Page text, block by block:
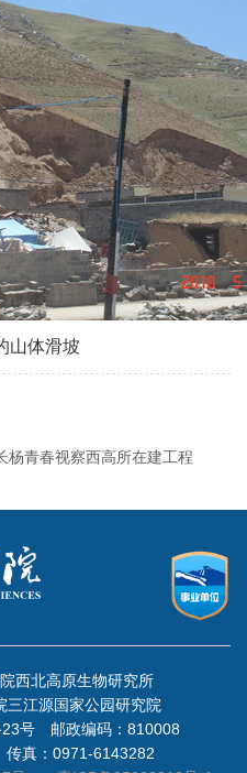
山体滑坡
杨青春视察西高所在建工程
西北高原生物研究所
三江源国家公园研究院
23号 邮政编码：810008
真：0971-6143282